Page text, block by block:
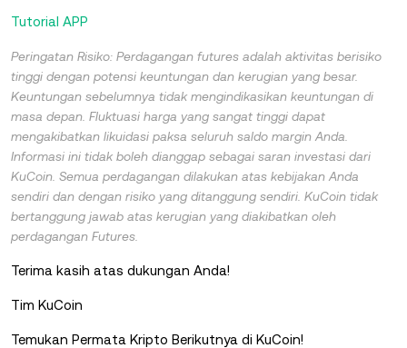
Tutorial APP
Peringatan Risiko: Perdagangan futures adalah aktivitas berisiko
tinggi dengan potensi keuntungan dan kerugian yang besar.
Keuntungan sebelumnya tidak mengindikasikan keuntungan di
masa depan. Fluktuasi harga yang sangat tinggi dapat
mengakibatkan likuidasi paksa seluruh saldo margin Anda.
Informasi ini tidak boleh dianggap sebagai saran investasi dari
KuCoin. Semua perdagangan dilakukan atas kebijakan Anda
sendiri dan dengan risiko yang ditanggung sendiri. KuCoin tidak
bertanggung jawab atas kerugian yang diakibatkan oleh
perdagangan Futures.
Terima kasih atas dukungan Anda!
Tim KuCoin
Temukan Permata Kripto Berikutnya di KuCoin!